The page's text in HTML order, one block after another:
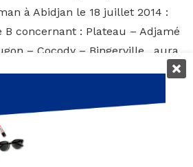
à Abidjan le 18 juillet 2014 :
B concernant : Plateau – Adjamé
– Cocody – Bingerville, aura
de l’hôtel Pullman le 26
défileront dans une
dans une tenue en pagne
par un des stylistes locaux.
l’espace conceptuel Abidjan le 2